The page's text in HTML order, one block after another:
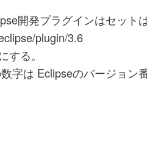
開発プラグインはセット
plugin/3.6
する。
字は Eclipseのバージョン